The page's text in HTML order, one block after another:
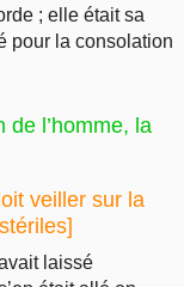
; elle était sa
pour la consolation
l’homme, la
veiller sur la
laissé